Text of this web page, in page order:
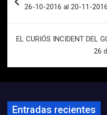
26-10-2016 al 20-11-2016
EL CURIÓS INCIDENT DEL
26
Entradas recientes